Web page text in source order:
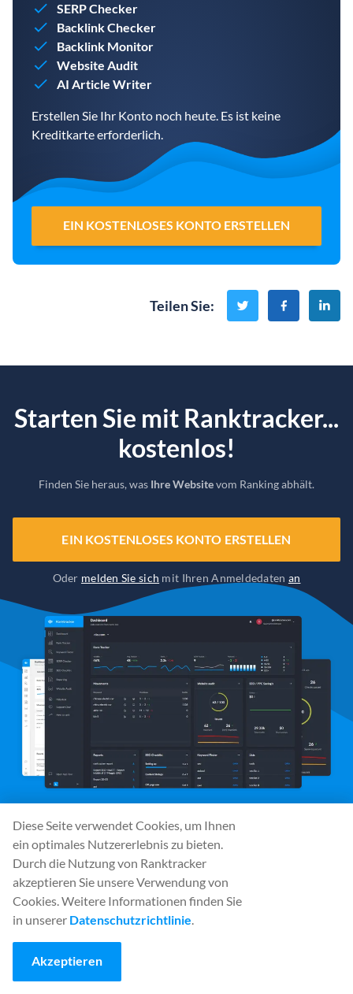
SERP Checker
Backlink Checker
Backlink Monitor
Website Audit
AI Article Writer
Erstellen Sie Ihr Konto noch heute. Es ist keine
Kreditkarte erforderlich.
EIN KOSTENLOSES KONTO ERSTELLEN
Teilen Sie:
Starten Sie mit Ranktracker...
kostenlos!
Finden Sie heraus, was Ihre Websitevom Ranking abhält.
EIN KOSTENLOSES KONTO ERSTELLEN
Oder melden Sie sich mit Ihren Anmeldedaten an
Soziale Medien
Werkzeuge
Rank Tracker
Keyword Finder
Diese Seite verwendet Cookies, um Ihnen
ein optimales Nutzererlebnis zu bieten.
Durch die Nutzung von Ranktracker
akzeptieren Sie unsere Verwendung von
Cookies. Weitere Informationen finden Sie
in unserer Datenschutzrichtlinie.
Akzeptieren